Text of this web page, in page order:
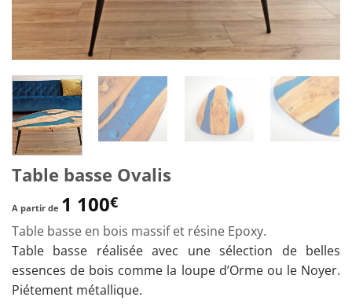
Table basse Ovalis
A partir de 1 100€
Table basse en bois massif et résine Epoxy.
Table basse réalisée avec une sélection de belles
essences de bois comme la loupe d’Orme ou le Noyer.
Piétement métallique.